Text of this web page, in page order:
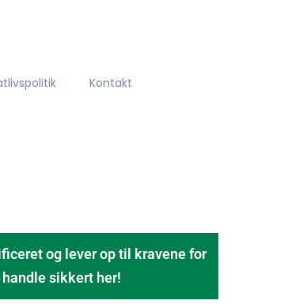
Kontakt
og lever op til kravene for
sikkert her!